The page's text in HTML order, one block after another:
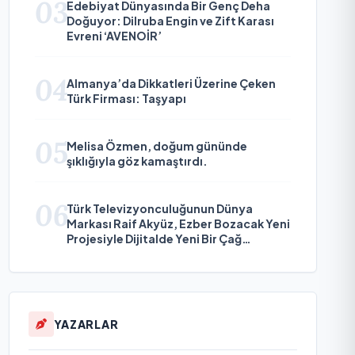
03Edebiyat Dünyasında Bir Genç Deha
Doğuyor: Dilruba Engin ve Zift Karası
Evreni ‘AVENOİR’
04Almanya’da Dikkatleri Üzerine Çeken
Türk Firması: Taşyapı
05Melisa Özmen, doğum gününde
şıklığıyla göz kamaştırdı.
06Türk Televizyonculuğunun Dünya
Markası Raif Akyüz, Ezber Bozacak Yeni
Projesiyle Dijitalde Yeni Bir Çağ
YAZARLAR